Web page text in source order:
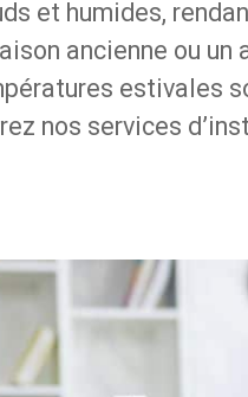
et humides,
ancienne ou
estivales
nos services